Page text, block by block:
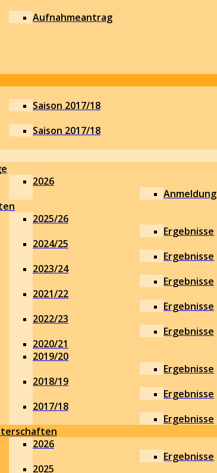
Aufnahmeantrag
Saison 2017/18
Saison 2017/18
2026
Anmeldung
2025/26
Ergebnisse
2024/25
Ergebnisse
2023/24
Ergebnisse
2021/22
Ergebnisse
2022/23
Ergebnisse
2020/21
2019/20
Ergebnisse
2018/19
Ergebnisse
2017/18
Ergebnisse
2026
Ergebnisse
2025